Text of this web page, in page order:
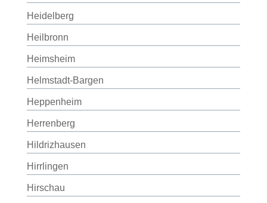
Heidelberg
Heilbronn
Heimsheim
Helmstadt-Bargen
Heppenheim
Herrenberg
Hildrizhausen
Hirrlingen
Hirschau